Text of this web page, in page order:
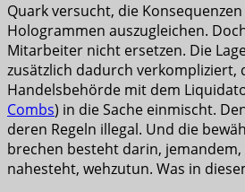
Quark versucht, die
Hologrammen auszugleichen.
Mitarbeiter nicht ersetzen. Die
zusätzlich dadurch verkompliziert,
Handelsbehörde mit dem
Combs) in die Sache einmischt.
deren Regeln illegal. Und die
brechen besteht darin,
nahesteht, wehzutun. Was in